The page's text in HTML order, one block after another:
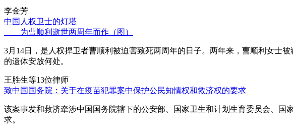
李金芳
中国人权卫士的灯塔
——为曹顺利逝世两周年而作（图）
3月14日，是人权捍卫者曹顺利被迫害致死两周年的日子。两年来，曹顺利女士
的遗体安放何处。
王胜生等13位律师
致中国国务院：关于在疫苗犯罪案中保护公民知情权和救济权的要求
该案事发和救济牵涉中国国务院辖下的公安部、国家卫生和计划生育委员会、
求。